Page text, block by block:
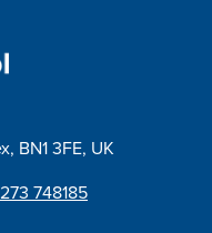
BN1 3FE, UK
748185